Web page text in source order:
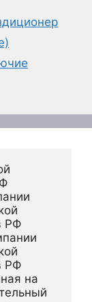
РФ
РФ
на